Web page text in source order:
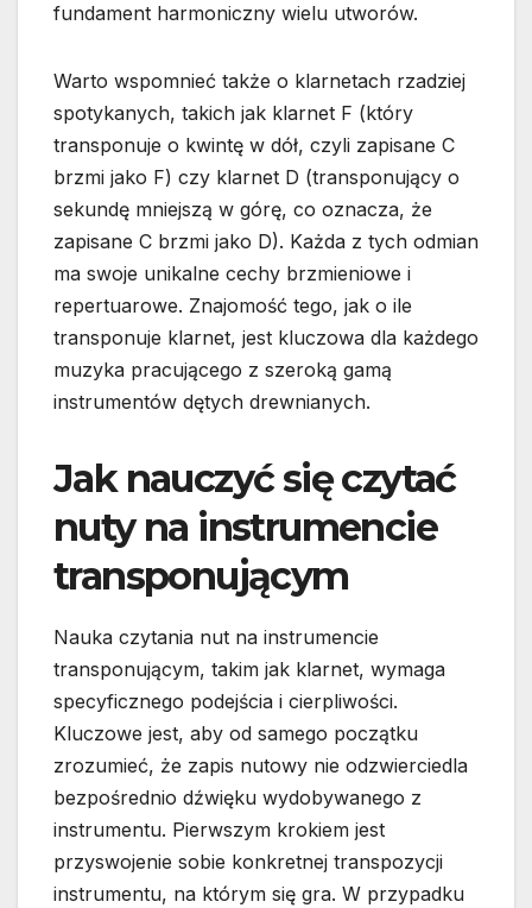
fundament harmoniczny wielu utworów.
Warto wspomnieć także o klarnetach rzadziej
spotykanych, takich jak klarnet F (który
transponuje o kwintę w dół, czyli zapisane C
brzmi jako F) czy klarnet D (transponujący o
sekundę mniejszą w górę, co oznacza, że
zapisane C brzmi jako D). Każda z tych odmian
ma swoje unikalne cechy brzmieniowe i
repertuarowe. Znajomość tego, jak o ile
transponuje klarnet, jest kluczowa dla każdego
muzyka pracującego z szeroką gamą
instrumentów dętych drewnianych.
Jak nauczyć się czytać
nuty na instrumencie
transponującym
Nauka czytania nut na instrumencie
transponującym, takim jak klarnet, wymaga
specyficznego podejścia i cierpliwości.
Kluczowe jest, aby od samego początku
zrozumieć, że zapis nutowy nie odzwierciedla
bezpośrednio dźwięku wydobywanego z
instrumentu. Pierwszym krokiem jest
przyswojenie sobie konkretnej transpozycji
instrumentu, na którym się gra. W przypadku